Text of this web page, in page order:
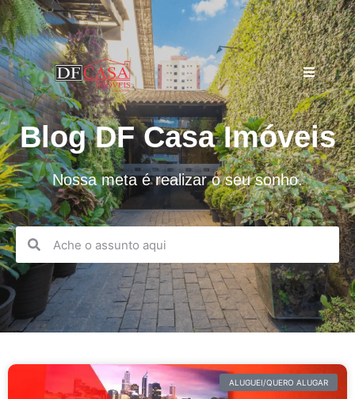
Blog DF Casa Imóveis
Nossa meta é realizar o seu sonho.
ALUGUEI/QUERO ALUGAR